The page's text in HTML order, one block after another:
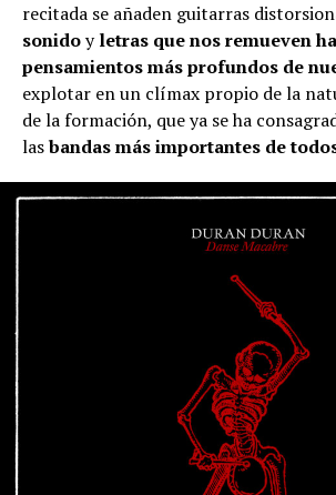
recitada se añaden guitarras
sonidoyletras que nos remueven
pensamientos más profundos de
explotar en un clímax propio de la
de la formación, que ya se ha
lasbandas más importantes de